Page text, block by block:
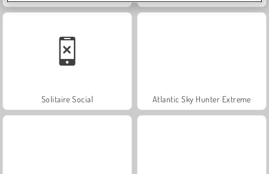
Solitaire Social Atlantic Sky Hunter Extreme